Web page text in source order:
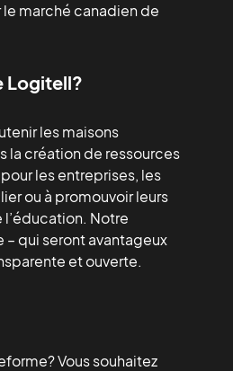
marché canadien de
Logitell?
les maisons
la création de ressources
les entreprises, les
ou à promouvoir leurs
l’éducation. Notre
qui seront avantageux
et ouverte.
Vous souhaitez